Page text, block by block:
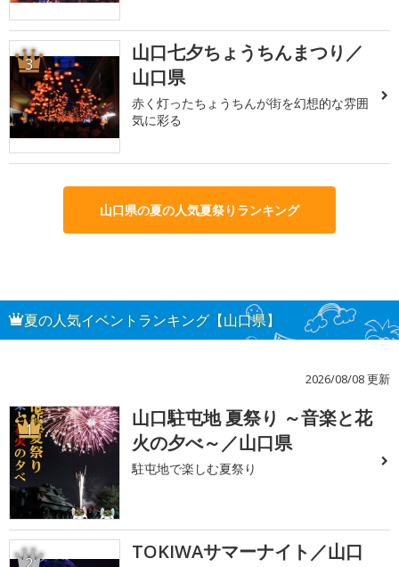
3
山口七夕ちょうちんまつり／
山口県
赤く灯ったちょうちんが街を幻想的な雰囲
気に彩る
山口県の夏の人気夏祭りランキング
夏の人気イベントランキング【山口県】
2026/08/08 更新
1
山口駐屯地 夏祭り ～音楽と花
火の夕べ～／山口県
駐屯地で楽しむ夏祭り
TOKIWAサマーナイト／山口